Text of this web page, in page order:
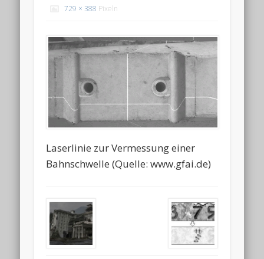
729 × 388 Pixeln
Laserlinie zur Vermessung einer
Bahnschwelle (Quelle: www.gfai.de)